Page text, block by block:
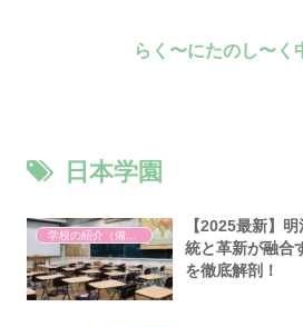
らく〜にたのし〜く
日本学園
【2025最新】
統と革新が融合
を徹底解剖！